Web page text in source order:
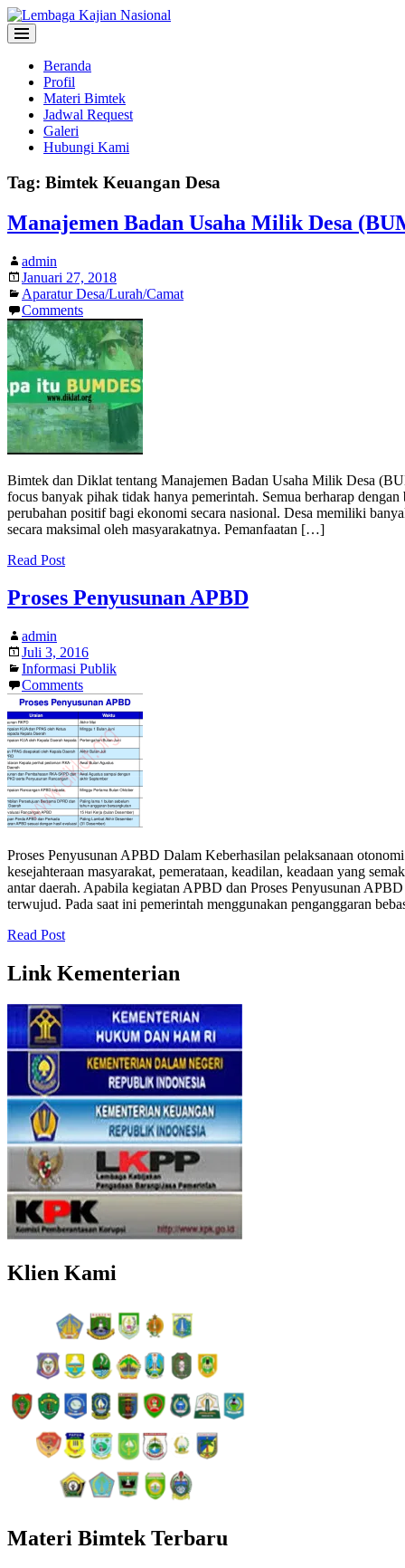
Beranda
Profil
Materi Bimtek
Jadwal Request
Galeri
Hubungi Kami
Tag: Bimtek Keuangan Desa
Manajemen Badan Usaha Milik Desa
admin
Januari 27, 2018
Aparatur Desa/Lurah/Camat
Comments
Bimtek dan Diklat tentang Manajemen Badan Usaha Milik Desa
focus banyak pihak tidak hanya pemerintah. Semua berharap
perubahan positif bagi ekonomi secara nasional. Desa memiliki
secara maksimal oleh masyarakatnya. Pemanfaatan […]
Read Post
Proses Penyusunan APBD
admin
Juli 3, 2016
Informasi Publik
Comments
Proses Penyusunan APBD Dalam Keberhasilan pelaksanaan
kesejahteraan masyarakat, pemerataan, keadilan, keadaan yang
antar daerah. Apabila kegiatan APBD dan Proses Penyusunan
terwujud. Pada saat ini pemerintah menggunakan penganggaran
Read Post
Link Kementerian
Klien Kami
Materi Bimtek Terbaru